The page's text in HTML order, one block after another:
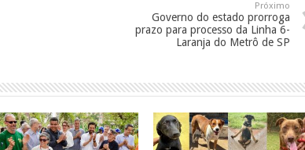
Próximo
Governo do estado prorroga
prazo para processo da Linha 6-
Laranja do Metrô de SP